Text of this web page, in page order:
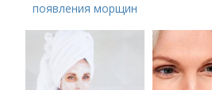
появления морщин